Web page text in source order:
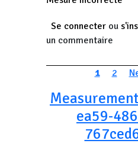
Se connecter ou
un commentaire
PaginationPage
1 Page
2
ea59-